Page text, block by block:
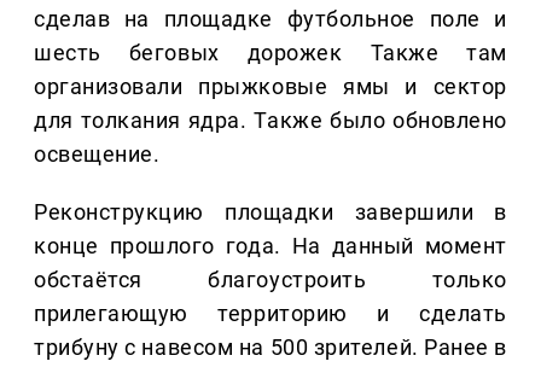
сделав на площадке футбольное поле и
шесть беговых дорожек Также там
организовали прыжковые ямы и сектор
для толкания ядра. Также было обновлено
освещение.
Реконструкцию площадки завершили в
конце прошлого года. На данный момент
обстаётся благоустроить только
прилегающую территорию и сделать
трибуну с навесом на 500 зрителей. Ранее в